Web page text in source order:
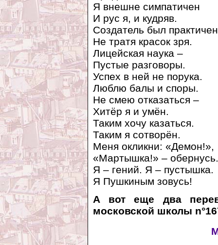
Я внешне симпатичен
И рус я, и кудряв.
Создатель был
Не тратя красок зря.
Лицейская наука –
Пустые разговоры.
Успех в ней не порука.
Люблю балы и споры.
Не смею отказаться –
Хитёр я и умён.
Таким хочу казаться.
Таким я сотворён.
Меня окликни: «Демон!»,
«Мартышка!» –
Я – гений. Я – пустышка.
Я Пушкиным зовусь!
А вот еще два
московской школы